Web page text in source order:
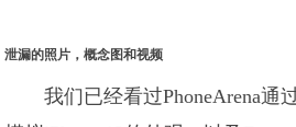
泄漏的照片，概念图和视频
我们已经看过PhoneArena通